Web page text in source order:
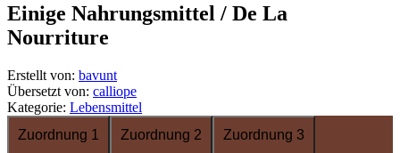
Einige Nahrungsmittel / De La
Nourriture
Erstellt von: bavunt
Übersetzt von: calliope
Kategorie: Lebensmittel
Zuordnung 1
Zuordnung 2 Zuordnung 3